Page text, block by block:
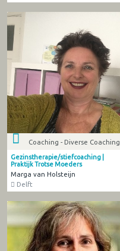
Coaching - Diverse Coaching
Gezinstherapie/stiefcoaching |
Praktijk Trotse Moeders
Marga van Holsteijn
Delft